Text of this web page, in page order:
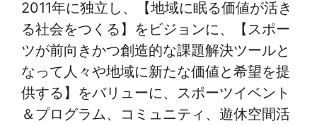
2011年に独立し、【地域に眠る価値が活き
る社会をつくる】をビジョンに、【スポー
ツが前向きかつ創造的な課題解決ツールと
なって人々や地域に新たな価値と希望を提
供する】をバリューに、スポーツイベント
＆プログラム、コミュニティ、遊休空間活